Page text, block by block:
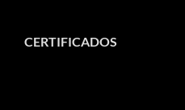
CERTIFICADOS